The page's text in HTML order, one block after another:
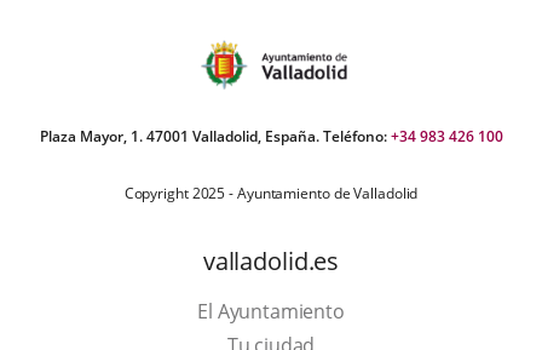
Plaza Mayor, 1. 47001 Valladolid, España. Teléfono:+34 983 426 100
Copyright 2025 - Ayuntamiento de Valladolid
valladolid.es
El Ayuntamiento